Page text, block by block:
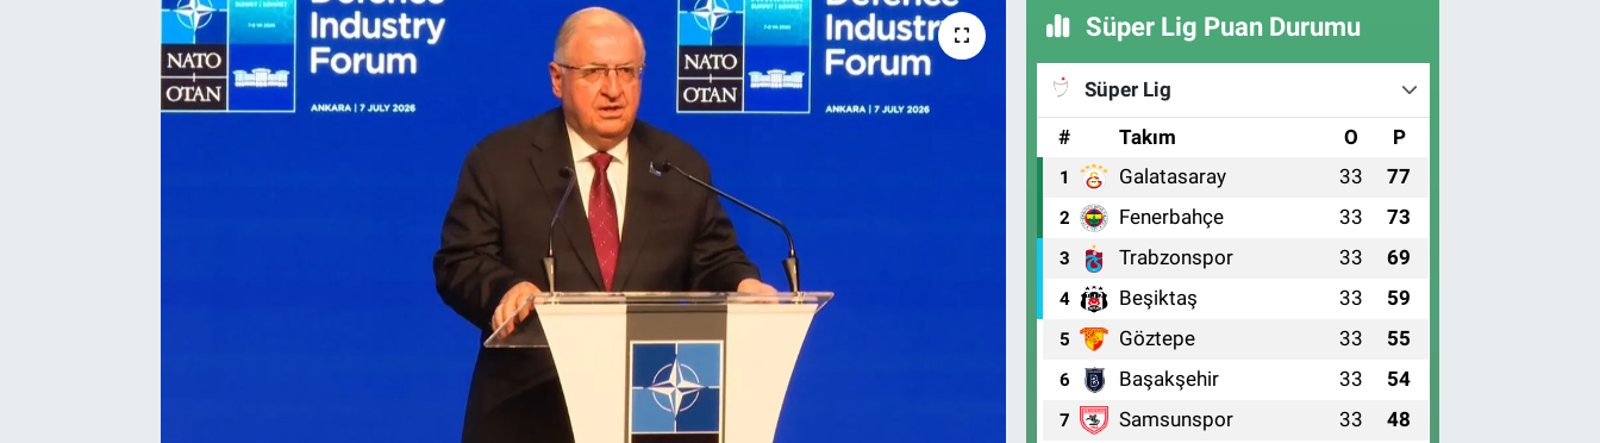
Süper Lig Puan Durumu
Süper Lig
#
Takım O P
1 Galatasaray 33 77
2 Fenerbahçe 33 73
3 Trabzonspor 33 69
4 Beşiktaş 33 59
5 Göztepe 33 55
6 Başakşehir 33 54
7 Samsunspor 33 48